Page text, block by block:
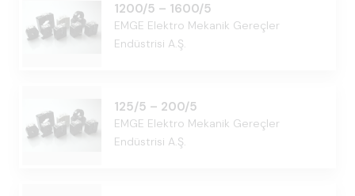
1200/5 – 1600/5
EMGE Elektro Mekanik Gereçler
Endüstrisi A.Ş.
125/5 – 200/5
EMGE Elektro Mekanik Gereçler
Endüstrisi A.Ş.